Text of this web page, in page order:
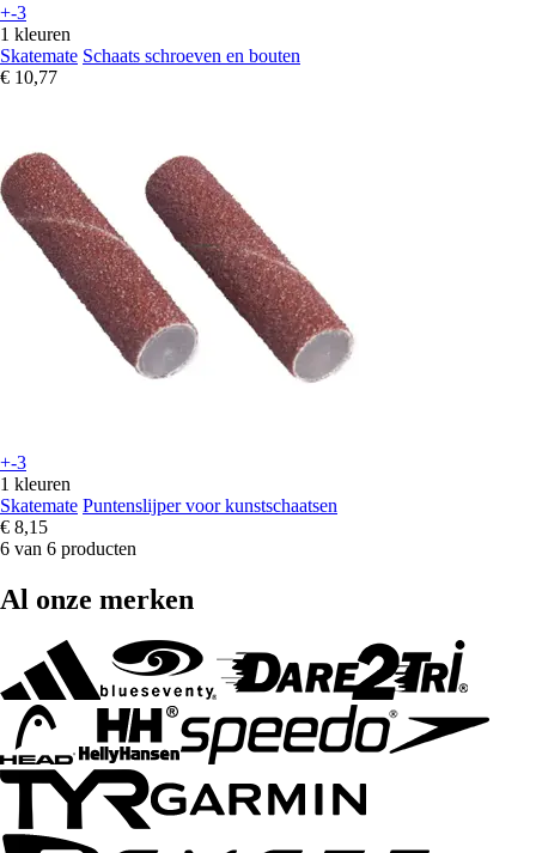
+-3
1 kleuren
Skatemate Schaats schroeven en bouten
€ 10,77
+-3
1 kleuren
Skatemate Puntenslijper voor kunstschaatsen
€ 8,15
6 van 6 producten
Al onze merken